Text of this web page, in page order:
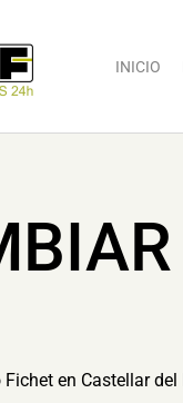
INICIO
en Castellar